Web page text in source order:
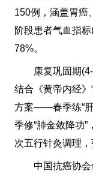
150例，涵盖胃癌
阶段患者气血指
78%。
康复巩固期(4-
结合《黄帝内经》
方案——春季练“肝
季修“肺金敛降功”
次五行针灸调理，
中国抗癌协会